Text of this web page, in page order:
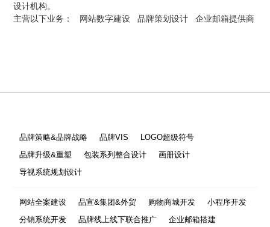
设计机构。
主营以下业务： 网站数字建设 品牌策划设计 企业邮箱提供商
品牌策略&品牌战略 品牌VIS
LOGO超级符号
品牌升级&重塑
包装系列整合设计
画册设计
导视系统规划设计
网站全案建设 品宣&集团&外贸 购物商城开发
小程序开发
分销系统开发
品牌线上线下联合推广
企业邮箱搭建